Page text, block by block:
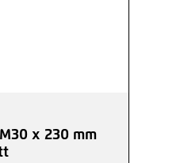
x 230 mm